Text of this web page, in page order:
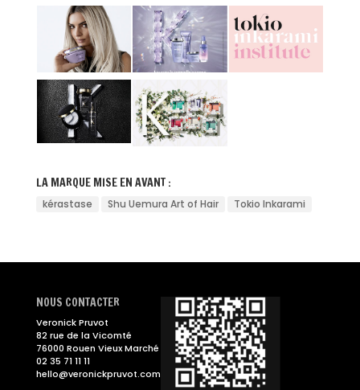
LA MARQUE MISE EN AVANT :
kérastase Shu Uemura Art of Hair Tokio Inkarami
NOUS CONTACTER
Veronick Pruvot
82 rue de la Vicomté
76000 Rouen Vieux Marché
02 35 71 11 11
hello@veronickpruvot.com